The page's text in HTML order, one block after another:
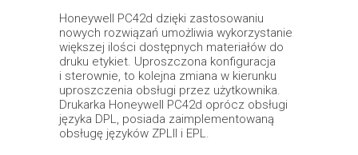
Honeywell PC42d dzięki zastosowaniu
nowych rozwiązań umożliwia wykorzystanie
większej ilości dostępnych materiałów do
druku etykiet. Uproszczona konfiguracja
i sterownie, to kolejna zmiana w kierunku
uproszczenia obsługi przez użytkownika.
Drukarka Honeywell PC42d oprócz obsługi
języka DPL, posiada zaimplementowaną
obsługę języków ZPLII i EPL.